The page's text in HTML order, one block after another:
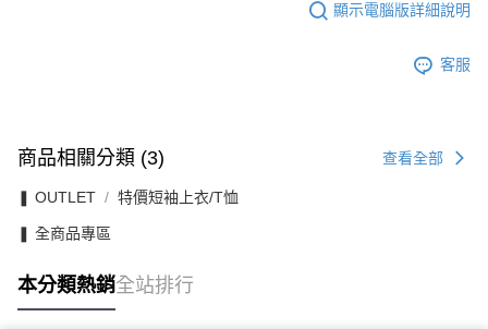
顯示電腦版詳細說明
客服
商品相關分類 (3) 查看全部
❚ OUTLET 特價短袖上衣/T恤
❚ 全商品專區
本分類熱銷全站排行